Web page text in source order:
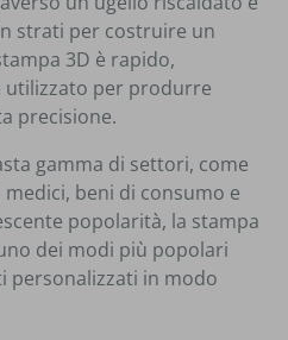
strati per costruire un
3D è rapido,
utilizzato per produrre
precisione.
gamma di settori, come
beni di consumo e
popolarità, la stampa
dei modi più popolari
personalizzati in modo